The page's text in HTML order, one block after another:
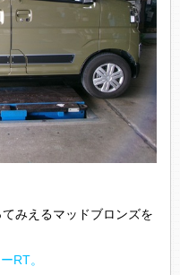
みえるマッドブロンズを
RT。